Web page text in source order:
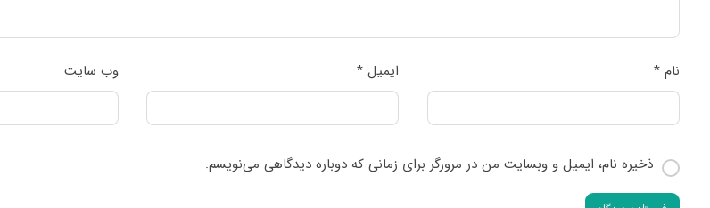
نام * ایمیل * وب‌ سایت
ذخیره نام، ایمیل و وبسایت من در مرورگر برای زمانی که دوباره دیدگاهی می‌نویسم.